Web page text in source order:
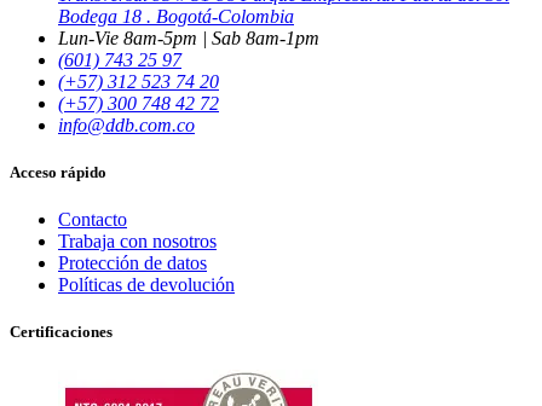
Bodega 18 . Bogotá-Colombia
Lun-Vie 8am-5pm | Sab 8am-1pm
(601) 743 25 97
(+57) 312 523 74 20
(+57) 300 748 42 72
info@ddb.com.co
Acceso rápido
Contacto
Trabaja con nosotros
Protección de datos
Políticas de devolución
Certificaciones